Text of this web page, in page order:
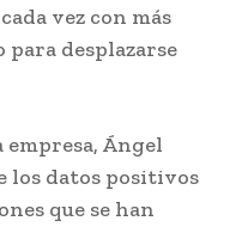
vez con más
para desplazarse
Ángel
los datos positivos
que se han